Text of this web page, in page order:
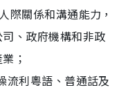
際關係和溝通能力，
、政府機構和非政
；
流利粵語、普通話及